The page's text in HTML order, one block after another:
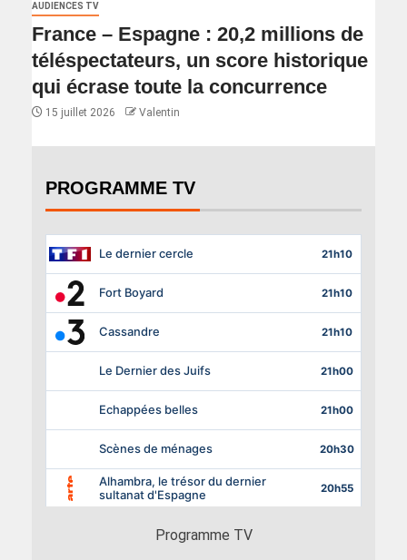
AUDIENCES TV
France – Espagne : 20,2 millions de
téléspectateurs, un score historique
qui écrase toute la concurrence
15 juillet 2026 Valentin
PROGRAMME TV
Programme TV